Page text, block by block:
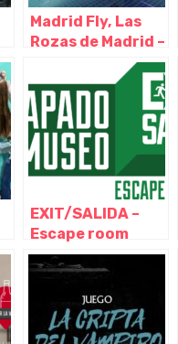
Madrid Fly, Las
Rozas de Madrid –
EXIT/SALIDA –
Escape room
Madrid –
Atrapado en el
Museo, Madrid –
Madrid